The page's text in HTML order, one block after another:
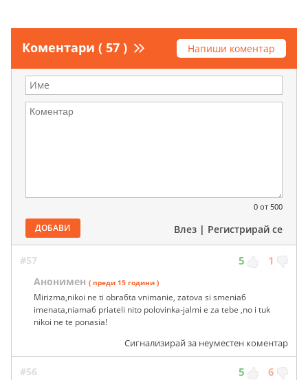
Коментари ( 57 ) Напиши коментар
0 от 500
ДОБАВИ Влез | Регистрирай се
#57 5 1
Анонимен ( преди 15 години )
Mirizma,nikoi ne ti obra6ta vnimanie, zatova si smenia6
imenata,niama6 priateli nito polovinka-jalmi e za tebe ,no i tuk
nikoi ne te ponasia!
Сигнализирай за неуместен коментар
#56 5 6